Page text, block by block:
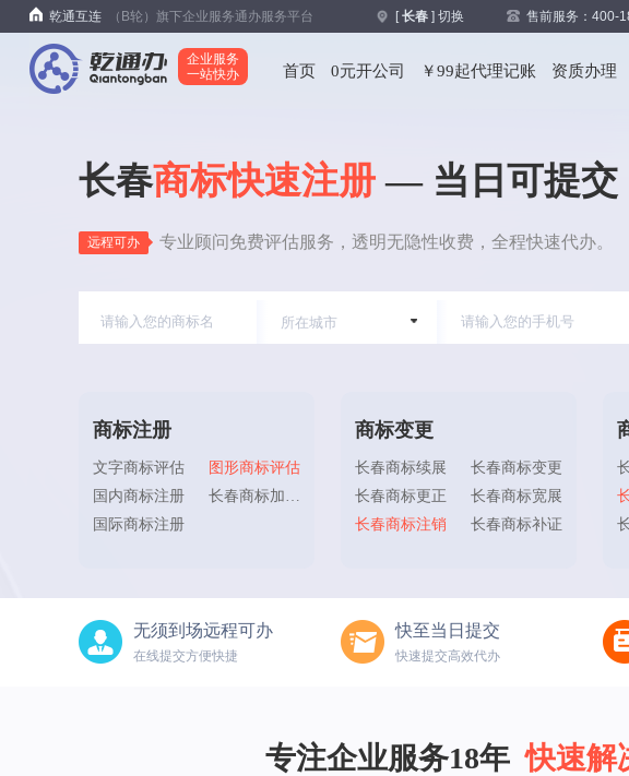
乾通互连 （B轮）旗下企业服务通办服务平台 [长春] 切换 售前服务：400-
企业服务
一站快办
首页 0元开公司 ￥99起代理记账 资质办理
长春商标快速注册 — 当日可提交
远程可办 专业顾问免费评估服务，透明无隐性收费，全程快速代办。
商标注册
文字商标评估
图形商标评估
国内商标注册
长春商标加急注册
国际商标注册
商标变更
长春商标续展
长春商标变更
长春商标更正
长春商标宽展
长春商标注销
长春商标补证
无须到场远程可办
在线提交方便快捷
快至当日提交
快速提交高效代办
专注企业服务18年 快速解